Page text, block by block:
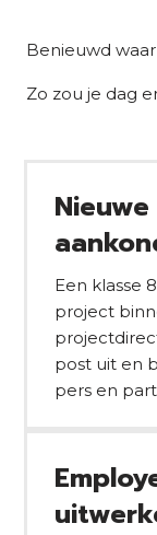
Benieuwd
Zo zou je dag
Een klasse
project
post uit en
pers en